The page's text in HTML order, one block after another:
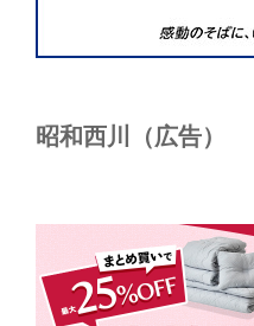
昭和西川（広告）